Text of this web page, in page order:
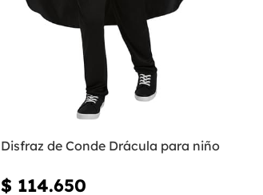
Disfraz de Conde Drácula para niño
$ 114.650